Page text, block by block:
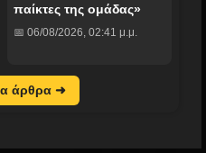
παίκτες της ομάδας»
📅 06/08/2026, 02:41 μ.μ.
άρθρα ➜